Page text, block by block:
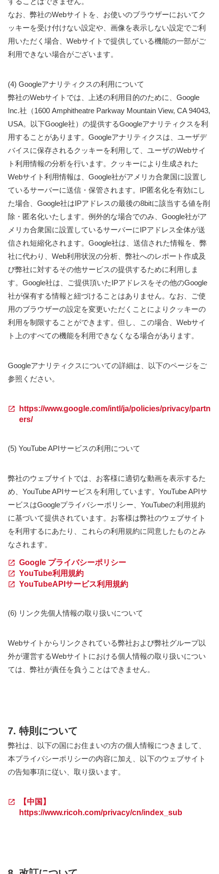
なお、弊社のWebサイトを、お使いのブラウザーにおいてク
ッキーを受け付けない設定や、画像を表示しない設定でご利
用いただく場合、Webサイトで提供している機能の一部がご
利用できない場合がございます。
(4) Googleアナリティクスの利用について
弊社のWebサイトでは、上述の利用目的のために、Google
Inc.社（1600 Amphitheatre Parkway Mountain View, CA 94043,
USA。以下Google社）の提供するGoogleアナリティクスを利
用することがあります。Googleアナリティクスは、ユーザデ
バイスに保存されるクッキーを利用して、ユーザのWebサイ
ト利用情報の分析を行います。クッキーにより生成された
Webサイト利用情報は、Google社がアメリカ合衆国に設置し
ているサーバーに送信・保管されます。IP匿名化を有効にし
た場合、Google社はIPアドレスの最後の8bitに該当する値を削
除・匿名化いたします。例外的な場合でのみ、Google社がア
メリカ合衆国に設置しているサーバーにIPアドレス全体が送
信され短縮化されます。Google社は、送信された情報を、弊
社に代わり、Web利用状況の分析、弊社へのレポート作成及
び弊社に対するその他サービスの提供するために利用しま
す。Google社は、ご提供頂いたIPアドレスをその他のGoogle
社が保有する情報と紐づけることはありません。なお、ご使
用のブラウザーの設定を変更いただくことによりクッキーの
利用を制限することができます。但し、この場合、Webサイ
ト上のすべての機能を利用できなくなる場合があります。
Googleアナリティクスについての詳細は、以下のページをご
参照ください。
https://www.google.com/intl/ja/policies/privacy/partn
ers/
(5) YouTube APIサービスの利用について
弊社のウェブサイトでは、お客様に適切な動画を表示するた
め、YouTube APIサービスを利用しています。YouTube APIサ
ービスはGoogleプライバシーポリシー、YouTubeの利用規約
に基づいて提供されています。お客様は弊社のウェブサイト
を利用するにあたり、これらの利用規約に同意したものとみ
なされます。
Google プライバシーポリシー
YouTube利用規約
YouTubeAPIサービス利用規約
(6) リンク先個人情報の取り扱いについて
Webサイトからリンクされている弊社および弊社グループ以
外が運営するWebサイトにおける個人情報の取り扱いについ
ては、弊社が責任を負うことはできません。
7. 特則について
弊社は、以下の国にお住まいの方の個人情報につきまして、
本プライバシーポリシーの内容に加え、以下のウェブサイト
の告知事項に従い、取り扱います。
【中国】
https://www.ricoh.com/privacy/cn/index_sub